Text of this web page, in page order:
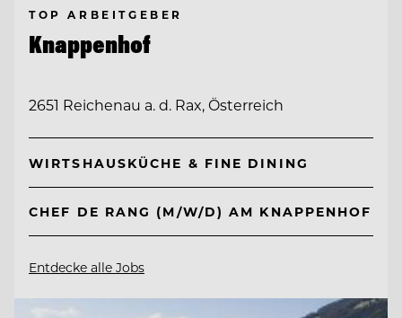
TOP ARBEITGEBER
Knappenhof
2651 Reichenau a. d. Rax, Österreich
WIRTSHAUSKÜCHE & FINE DINING
CHEF DE RANG (M/W/D) AM KNAPPENHOF
Entdecke alle Jobs